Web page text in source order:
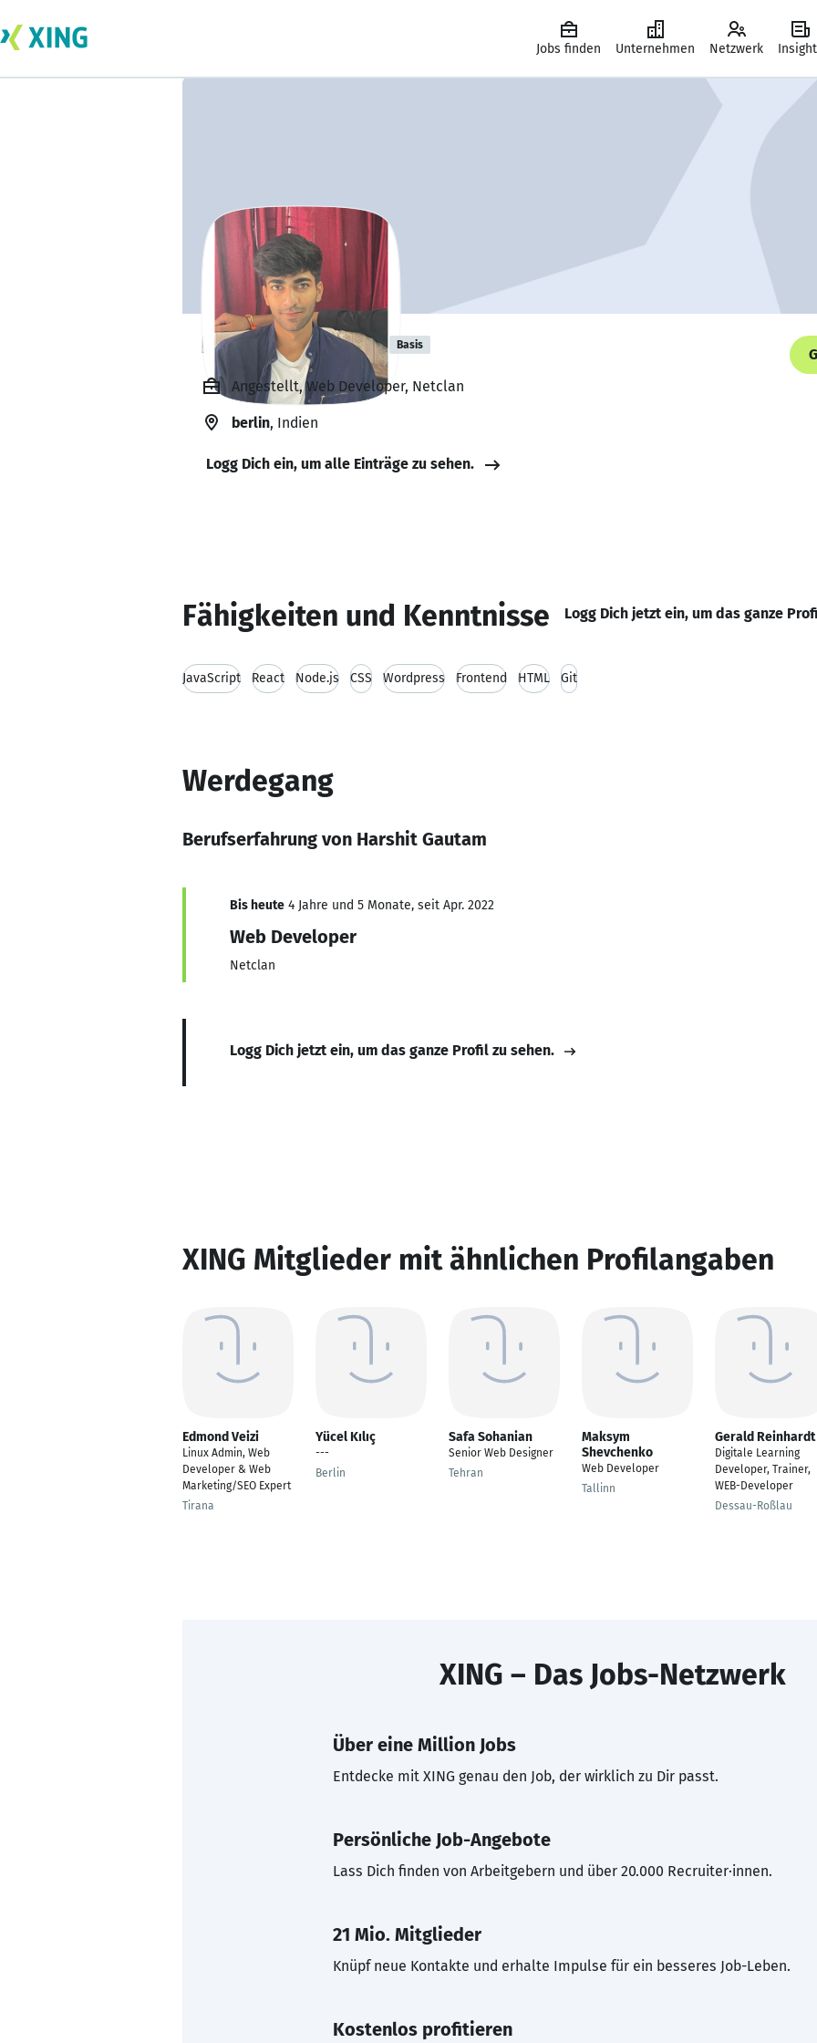
Jobs finden Unternehmen Netzwerk
Harshit Gautam Basis
Angestellt, Web Developer, Netclan
berlin, Indien
Logg Dich ein, um alle Einträge zu sehen.
Fähigkeiten und Kenntnisse Logg Dich jetzt ein, um das ganze
JavaScript React Node.js CSS Wordpress Frontend HTML Git
Werdegang
Berufserfahrung von Harshit Gautam
Bis heute 4 Jahre und 5 Monate, seit Apr. 2022
Web Developer
Netclan
Logg Dich jetzt ein, um das ganze Profil zu sehen.
XING Mitglieder mit ähnlichen Profilangaben
Edmond Veizi
Linux Admin, Web
Developer & Web
Marketing/SEO Expert
Tirana
Yücel Kılıç
---
Berlin
Safa Sohanian
Senior Web Designer
Tehran
Maksym
Shevchenko
Web Developer
Tallinn
Gerald Reinhardt
Digitale Learning
Developer, Trainer,
WEB-Developer
Dessau-Roßlau
XING – Das Jobs-Netzwerk
Über eine Million Jobs
Entdecke mit XING genau den Job, der wirklich zu Dir passt.
Persönliche Job-Angebote
Lass Dich finden von Arbeitgebern und über 20.000 Recruiter·innen.
21 Mio. Mitglieder
Knüpf neue Kontakte und erhalte Impulse für ein besseres Job-Leben.
Kostenlos profitieren